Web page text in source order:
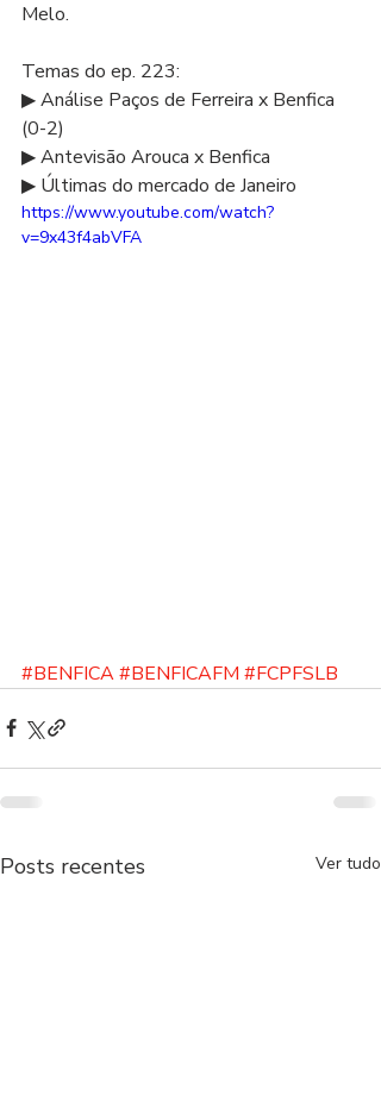
Melo.
Temas do ep. 223:
▶ Análise Paços de Ferreira x Benfica
(0-2)
▶ Antevisão Arouca x Benfica
▶ Últimas do mercado de Janeiro
https://www.youtube.com/watch?
v=9x43f4abVFA
#BENFICA#BENFICAFM #FCPFSLB
Posts recentes Ver tudo